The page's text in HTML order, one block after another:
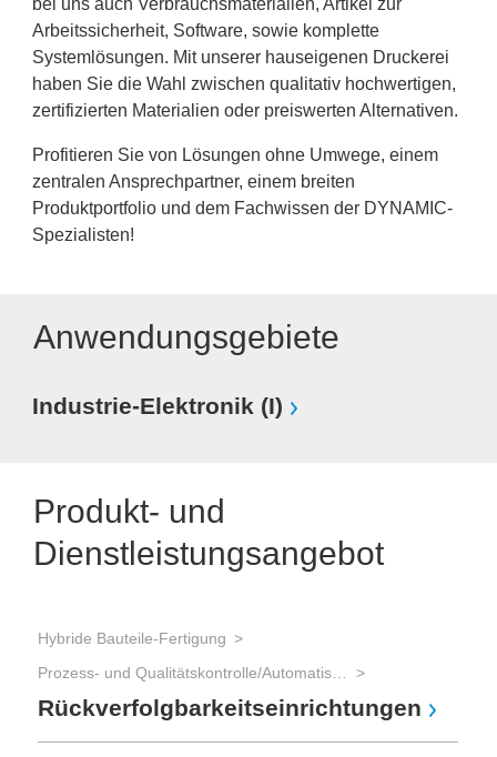
bei uns auch Verbrauchsmaterialien, Artikel zur
Arbeitssicherheit, Software, sowie komplette
Systemlösungen. Mit unserer hauseigenen Druckerei
haben Sie die Wahl zwischen qualitativ hochwertigen,
zertifizierten Materialien oder preiswerten Alternativen.
Profitieren Sie von Lösungen ohne Umwege, einem
zentralen Ansprechpartner, einem breiten
Produktportfolio und dem Fachwissen der DYNAMIC-
Spezialisten!
Anwendungsgebiete
Industrie-Elektronik (I)
Produkt- und
Dienstleistungsangebot
Hybride Bauteile-Fertigung
Rückverfolgbarkeitseinrichtungen